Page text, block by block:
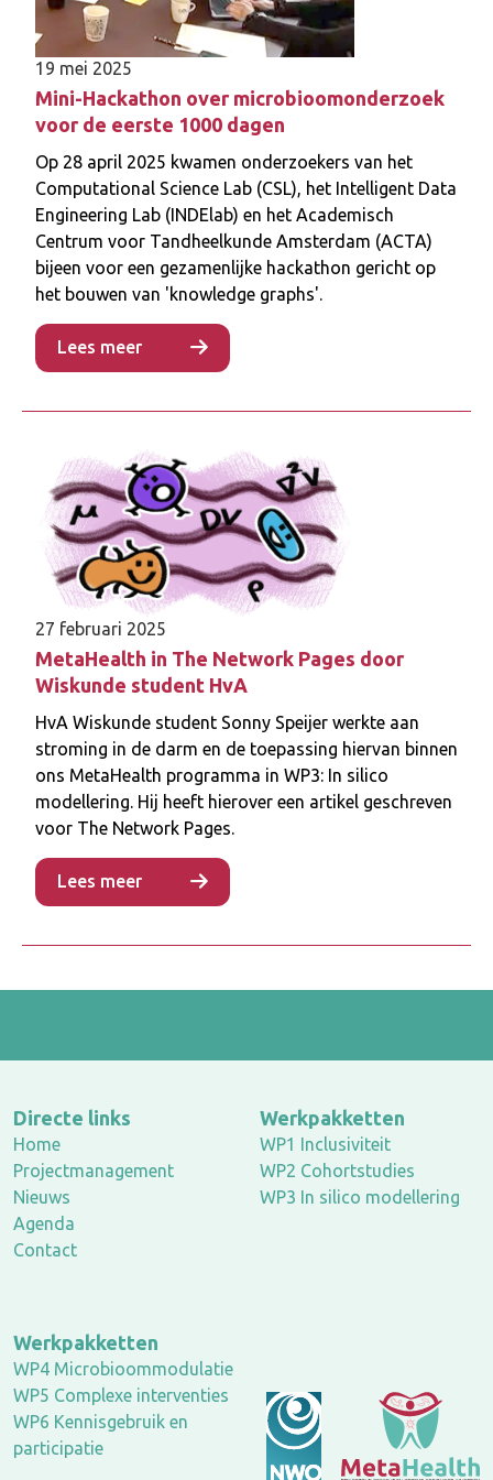
geïmplementeerd met behulp van een open-
source ontwikkelplatform, Supabase,
waarmee onderzoekers gegevens over het
menselijk microbioom kunnen openen,
uploaden, downloaden en er op een FAIR-
conforme manier mee kunnen interageren.
Daarnaast wordt een groot taalmodel (LLM)
ingezet om kennisverspreiding en niet-expert
gebruik van de database mogelijk te maken.
Lees meer
19 mei 2025
Mini-Hackathon over microbioomonderzoek
voor de eerste 1000 dagen
Op 28 april 2025 kwamen onderzoekers van het
Computational Science Lab (CSL), het Intelligent Data
Engineering Lab (INDElab) en het Academisch
Centrum voor Tandheelkunde Amsterdam (ACTA)
bijeen voor een gezamenlijke hackathon gericht op
het bouwen van 'knowledge graphs'.
Lees meer
27 februari 2025
MetaHealth in The Network Pages door
Wiskunde student HvA
HvA Wiskunde student Sonny Speijer werkte aan
stroming in de darm en de toepassing hiervan binnen
ons MetaHealth programma in WP3: In silico
modellering. Hij heeft hierover een artikel geschreven
voor The Network Pages.
Lees meer
Directe links
Home
Projectmanagement
Nieuws
Agenda
Contact
Werkpakketten
WP1 Inclusiviteit
WP2 Cohortstudies
WP3 In silico modellering
Werkpakketten
WP4 Microbioommodulatie
WP5 Complexe interventies
WP6 Kennisgebruik en
participatie